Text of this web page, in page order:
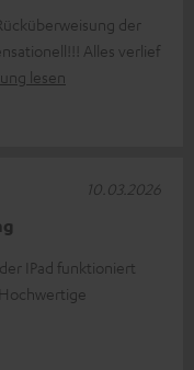
der
Alles verlief
lesen
IPad funktioniert
10.03.2026